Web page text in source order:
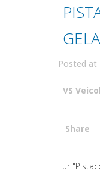
Posted at
VS
Share
Für